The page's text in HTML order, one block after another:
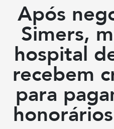
Após
Simers,
hospital
recebem
para